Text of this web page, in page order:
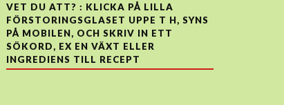
VET DU ATT? : KLICKA PÅ LILLA
FÖRSTORINGSGLASET UPPE T H, SYNS
PÅ MOBILEN, OCH SKRIV IN ETT
SÖKORD, EX EN VÄXT ELLER
INGREDIENS TILL RECEPT